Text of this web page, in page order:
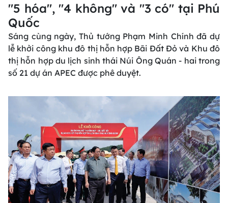
"5 hóa", "4 không" và "3 có" tại Phú
Quốc
Sáng cùng ngày, Thủ tướng Phạm Minh Chính đã dự
lễ khởi công khu đô thị hỗn hợp Bãi Đất Đỏ và Khu đô
thị hỗn hợp du lịch sinh thái Núi Ông Quán - hai trong
số 21 dự án APEC được phê duyệt.